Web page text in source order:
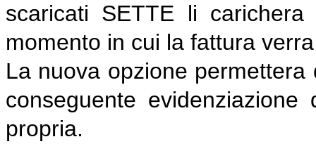
scaricati SETTE li
momento in cui la fattura
La nuova opzione
conseguente
propria.